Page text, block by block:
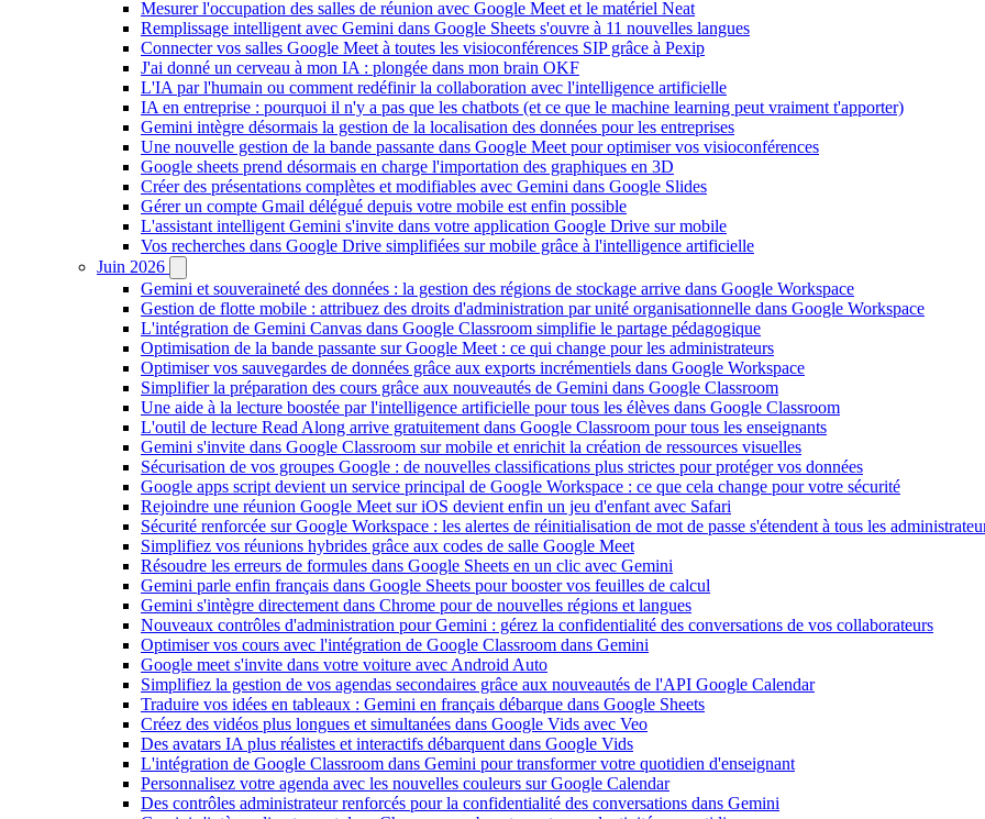
Mesurer l'occupation des salles de réunion avec Google Meet et le matériel Neat
Remplissage intelligent avec Gemini dans Google Sheets s'ouvre à 11 nouvelles langues
Connecter vos salles Google Meet à toutes les visioconférences SIP grâce à Pexip
J'ai donné un cerveau à mon IA : plongée dans mon brain OKF
L'IA par l'humain ou comment redéfinir la collaboration avec l'intelligence artificielle
IA en entreprise : pourquoi il n'y a pas que les chatbots (et ce que le machine learning peut vraiment t'apporter)
Gemini intègre désormais la gestion de la localisation des données pour les entreprises
Une nouvelle gestion de la bande passante dans Google Meet pour optimiser vos visioconférences
Google sheets prend désormais en charge l'importation des graphiques en 3D
Créer des présentations complètes et modifiables avec Gemini dans Google Slides
Gérer un compte Gmail délégué depuis votre mobile est enfin possible
L'assistant intelligent Gemini s'invite dans votre application Google Drive sur mobile
Vos recherches dans Google Drive simplifiées sur mobile grâce à l'intelligence artificielle
Juin 2026
Gemini et souveraineté des données : la gestion des régions de stockage arrive dans Google Workspace
Gestion de flotte mobile : attribuez des droits d'administration par unité organisationnelle dans Google Workspace
L'intégration de Gemini Canvas dans Google Classroom simplifie le partage pédagogique
Optimisation de la bande passante sur Google Meet : ce qui change pour les administrateurs
Optimiser vos sauvegardes de données grâce aux exports incrémentiels dans Google Workspace
Simplifier la préparation des cours grâce aux nouveautés de Gemini dans Google Classroom
Une aide à la lecture boostée par l'intelligence artificielle pour tous les élèves dans Google Classroom
L'outil de lecture Read Along arrive gratuitement dans Google Classroom pour tous les enseignants
Gemini s'invite dans Google Classroom sur mobile et enrichit la création de ressources visuelles
Sécurisation de vos groupes Google : de nouvelles classifications plus strictes pour protéger vos données
Google apps script devient un service principal de Google Workspace : ce que cela change pour votre sécurité
Rejoindre une réunion Google Meet sur iOS devient enfin un jeu d'enfant avec Safari
Sécurité renforcée sur Google Workspace : les alertes de réinitialisation de mot de passe s'étendent à tous les
Simplifiez vos réunions hybrides grâce aux codes de salle Google Meet
Résoudre les erreurs de formules dans Google Sheets en un clic avec Gemini
Gemini parle enfin français dans Google Sheets pour booster vos feuilles de calcul
Gemini s'intègre directement dans Chrome pour de nouvelles régions et langues
Nouveaux contrôles d'administration pour Gemini : gérez la confidentialité des conversations de vos collaborateurs
Optimiser vos cours avec l'intégration de Google Classroom dans Gemini
Google meet s'invite dans votre voiture avec Android Auto
Simplifiez la gestion de vos agendas secondaires grâce aux nouveautés de l'API Google Calendar
Traduire vos idées en tableaux : Gemini en français débarque dans Google Sheets
Créez des vidéos plus longues et simultanées dans Google Vids avec Veo
Des avatars IA plus réalistes et interactifs débarquent dans Google Vids
L'intégration de Google Classroom dans Gemini pour transformer votre quotidien d'enseignant
Personnalisez votre agenda avec les nouvelles couleurs sur Google Calendar
Des contrôles administrateur renforcés pour la confidentialité des conversations dans Gemini